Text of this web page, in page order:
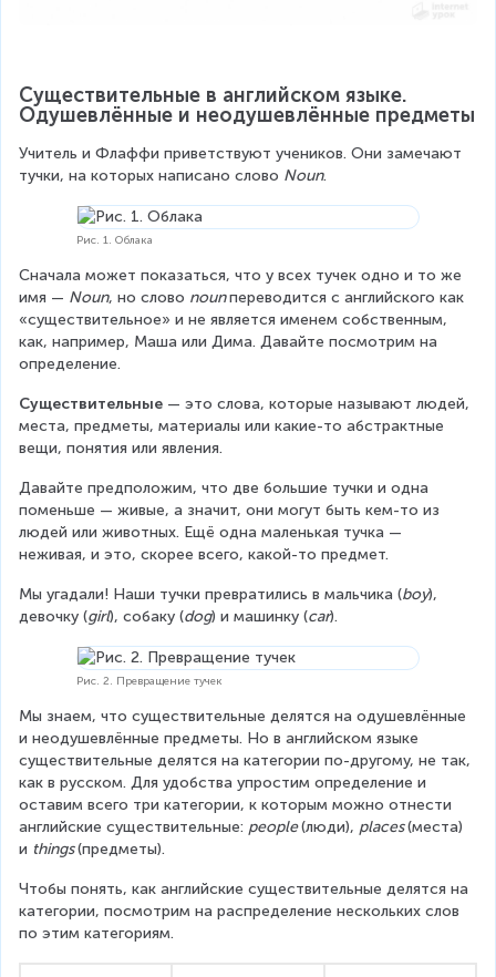
Существительные в английском языке.
Одушевлённые и неодушевлённые предметы
Учитель и Флаффи приветствуют учеников. Они замечают
тучки, на которых написано слово Noun.
Рис. 1. Облака
Сначала может показаться, что у всех тучек одно и то же
имя — Noun, но слово noun переводится с английского как
«существительное» и не является именем собственным,
как, например, Маша или Дима. Давайте посмотрим на
определение.
Существительные — это слова, которые называют людей,
места, предметы, материалы или какие-то абстрактные
вещи, понятия или явления.
Давайте предположим, что две большие тучки и одна
поменьше — живые, а значит, они могут быть кем-то из
людей или животных. Ещё одна маленькая тучка —
неживая, и это, скорее всего, какой-то предмет.
Мы угадали! Наши тучки превратились в мальчика (boy),
девочку (girl), собаку (dog) и машинку (car).
Рис. 2. Превращение тучек
Мы знаем, что существительные делятся на одушевлённые
и неодушевлённые предметы. Но в английском языке
существительные делятся на категории по-другому, не так,
как в русском. Для удобства упростим определение и
оставим всего три категории, к которым можно отнести
английские существительные: people (люди), places (места)
и things (предметы).
Чтобы понять, как английские существительные делятся на
категории, посмотрим на распределение нескольких слов
по этим категориям.